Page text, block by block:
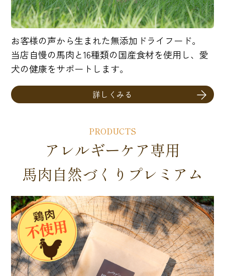
お客様の声から生まれた無添加ドライフード。
当店自慢の馬肉と16種類の国産食材を使用し、愛
犬の健康をサポートします。
詳しくみる
PRODUCTS
アレルギーケア専用
馬肉自然づくりプレミアム